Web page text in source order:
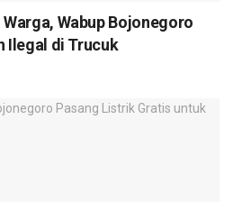
Wabup Bojonegoro
Ilegal di Trucuk